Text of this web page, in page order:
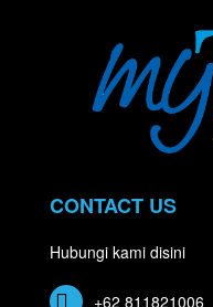
CONTACT US
Hubungi kami disini
+62 811821006